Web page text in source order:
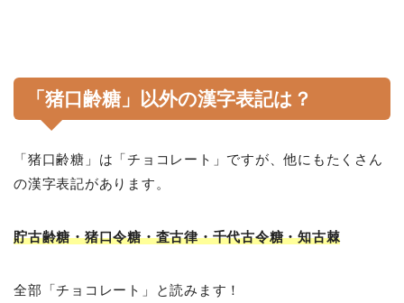
「猪口齢糖」以外の漢字表記は？
「猪口齢糖」は「チョコレート」ですが、他にもたくさん
の漢字表記があります。
貯古齢糖・猪口令糖・査古律・千代古令糖・知古棘
全部「チョコレート」と読みます！